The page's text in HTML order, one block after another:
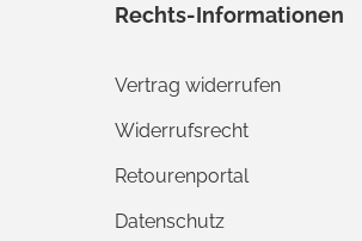
Rechts-Informationen
Vertrag widerrufen
Widerrufsrecht
Retourenportal
Datenschutz